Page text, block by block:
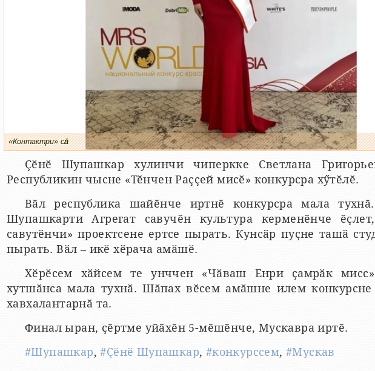
«Контактри» сӑн
Ҫӗнӗ Шупашкар хулинчи чиперкке Светлана
Республикин чысне «Тӗнчен Раҫҫей мисӗ» конкурсра хӳтӗлӗ.
Вӑл республика шайӗнче иртнӗ конкурсра мала
Шупашкарти Агрегат савучӗн культура керменӗнче
савутӗнчи» проектсене ертсе пырать. Кунсӑр пуҫне ташӑ
пырать. Вӑл – икӗ хӗрача амӑшӗ.
Хӗрӗсем хӑйсем те унччен «Чӑваш Енри ҫамрӑк мисс»
хутшӑнса мала тухнӑ. Шӑпах вӗсем амӑшне илем
хавхалантарнӑ та.
Финал ыран, ҫӗртме уйӑхӗн 5-мӗшӗнче, Мускавра иртӗ.
#Шупашкар,#Ҫӗнӗ Шупашкар, #конкурссем,#Мускав